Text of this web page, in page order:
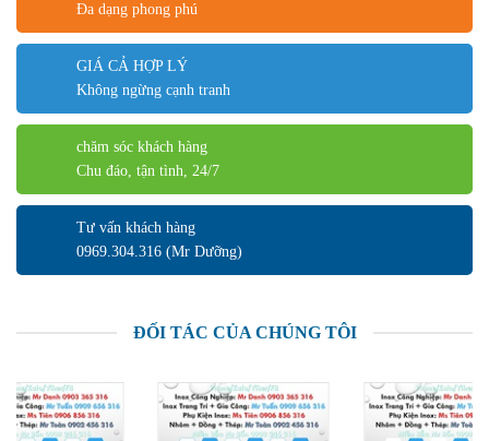
Đa dạng phong phú
GIÁ CẢ HỢP LÝ
Không ngừng cạnh tranh
chăm sóc khách hàng
Chu đáo, tận tình, 24/7
Tư vấn khách hàng
0969.304.316 (Mr Dưỡng)
ĐỐI TÁC CỦA CHÚNG TÔI